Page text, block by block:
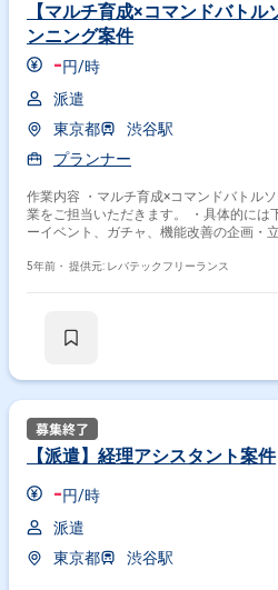
【マルチ育成×コマンドバト
ンニング案件
-円/時
派遣
東京都
渋谷駅
プランナー
作業内容 ・マルチ育成×コマンドバトル
業をご担当いただきます。 ・具体的に
ーイベント、ガチャ、機能改善の企画・
担当企画のKPI分析、スマートフォンゲー
5年前・ 提供元: レバテックフリーランス
【派遣】経理アシスタント案件
-円/時
派遣
東京都
渋谷駅